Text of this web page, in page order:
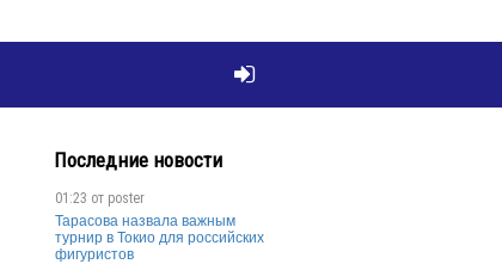

Последние новости
01:23 от poster
Тарасова назвала важным
турнир в Токио для российских
фигуристов